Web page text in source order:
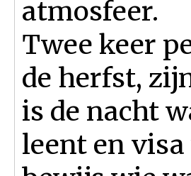
atmosfeer.
Twee keer
de herfst,
is de nacht
leent en